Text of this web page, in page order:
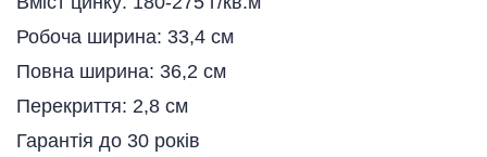
Робоча ширина: 33,4 см
Повна ширина: 36,2 см
Перекриття: 2,8 см
Гарантія до 30 років